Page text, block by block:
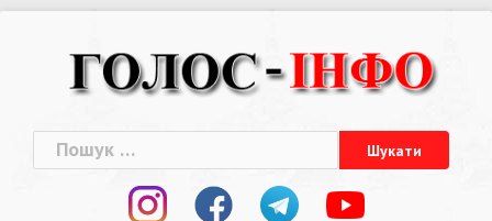
Пошук: